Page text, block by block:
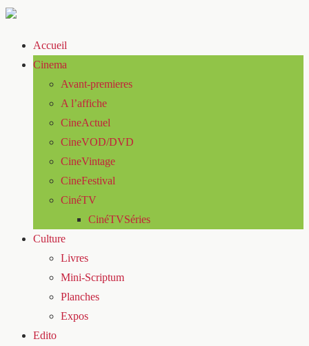
Accueil
Cinema
Avant-premieres
A l’affiche
CineActuel
CineVOD/DVD
CineVintage
CineFestival
CinéTV
CinéTVSéries
Culture
Livres
Mini-Scriptum
Planches
Expos
Edito